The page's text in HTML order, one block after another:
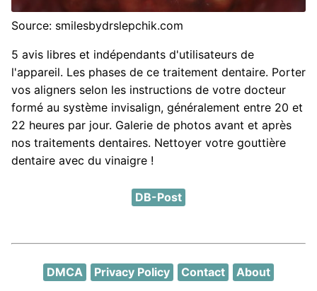
Source: smilesbydrslepchik.com
5 avis libres et indépendants d'utilisateurs de
l'appareil. Les phases de ce traitement dentaire. Porter
vos aligners selon les instructions de votre docteur
formé au système invisalign, généralement entre 20 et
22 heures par jour. Galerie de photos avant et après
nos traitements dentaires. Nettoyer votre gouttière
dentaire avec du vinaigre !
DB-Post
DMCA Privacy Policy Contact About